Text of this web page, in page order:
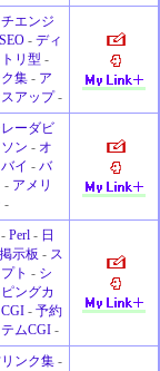
エンジ
SEO -ディ
リ型 -
集 - ア
アップ-
ーダビ
ン - オ
イ -バ
- アメリ
-
-Perl - 日
掲示板 - ス
ト - シ
ングカ
-予約
ムCGI -
ンク集 -